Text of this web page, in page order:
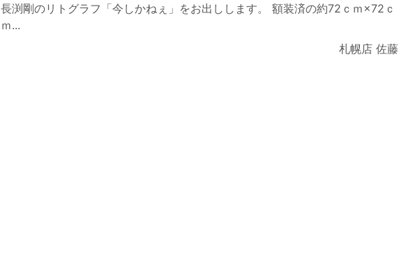
長渕剛のリトグラフ「今しかねぇ」をお出しします。 額装済の約72ｃｍ×72ｃ
ｍ...
札幌店 佐藤